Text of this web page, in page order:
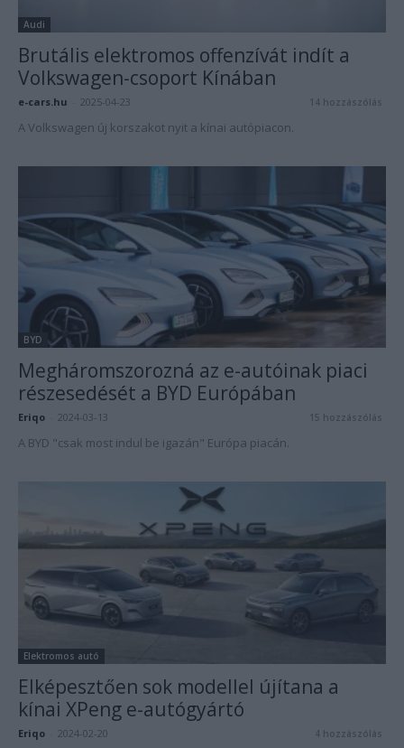
Audi
Brutális elektromos offenzívát indít a
Volkswagen-csoport Kínában
e-cars.hu 2025-04-23 14 hozzászólás
A Volkswagen új korszakot nyit a kínai autópiacon.
BYD
Megháromszorozná az e-autóinak piaci
részesedését a BYD Európában
Eriqo 2024-03-13 15 hozzászólás
A BYD "csak most indul be igazán" Európa piacán.
Elektromos autó
Elképesztően sok modellel újítana a
kínai XPeng e-autógyártó
Eriqo 2024-02-20 4 hozzászólás